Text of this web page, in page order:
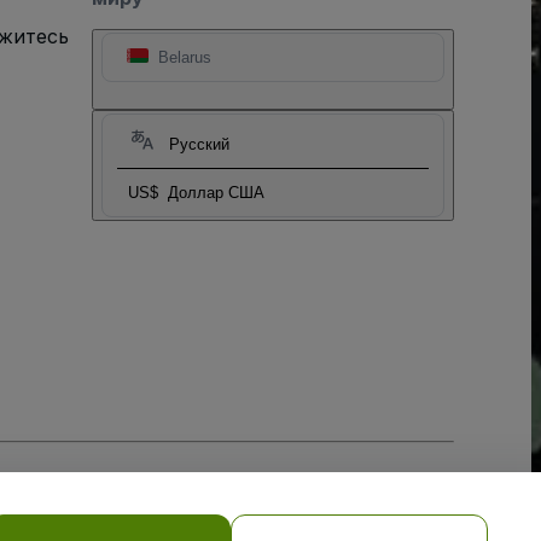
Belarus
Русский
US$ Доллар США
файлов cookie, иПолитики конфиденциальности